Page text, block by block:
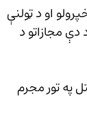
او د ټولنې
مجازاتو د
يو سړی، چې د قتل په تور مجرم